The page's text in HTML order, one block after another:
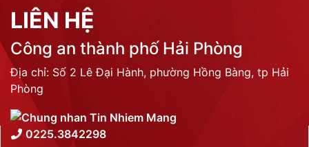
LIÊN HỆ
Công an thành phố Hải Phòng
Địa chỉ: Số 2 Lê Đại Hành, phường Hồng Bàng, tp Hải
Phòng
0225.3842298